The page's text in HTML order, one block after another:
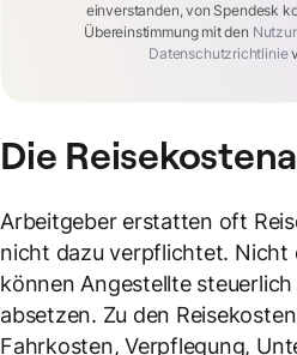
einverstanden, von Spendesk
Übereinstimmung mit den
Datenschutzrichtlinie
Die
Arbeitgeber erstatten oft
nicht dazu verpflichtet. Nicht
können Angestellte
absetzen. Zu den
Fahrkosten, Verpflegung,